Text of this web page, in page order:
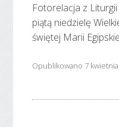
Fotorelacja z
piątą niedzielę
świętej Marii
Opublikowano 7